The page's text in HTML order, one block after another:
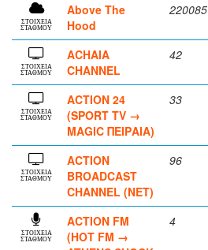
ΣΤΟΙΧΕΙΑ
ΣΤΑΘΜΟΥ
Above The
Hood
220085
ΣΤΟΙΧΕΙΑ
ΣΤΑΘΜΟΥ
ACHAIA
CHANNEL
42
ΣΤΟΙΧΕΙΑ
ΣΤΑΘΜΟΥ
ACTION 24
(SPORT TV →
MAGIC ΠΕΙΡΑΙΑ)
33
ΣΤΟΙΧΕΙΑ
ΣΤΑΘΜΟΥ
ACTION
BROADCAST
CHANNEL (ΝΕΤ)
96
ΣΤΟΙΧΕΙΑ
ΣΤΑΘΜΟΥ
ACTION FM
(HOT FM →
4